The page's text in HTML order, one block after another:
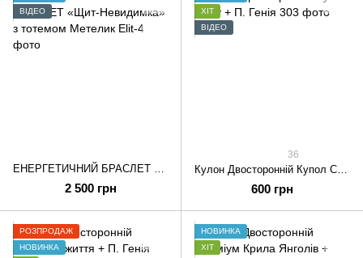
ВІДЕО
2 500 грн
ХІТ
ВІДЕО
36
600 грн
РОЗПРОДАЖ
НОВИНКА
НОВИНКА
ХІТ